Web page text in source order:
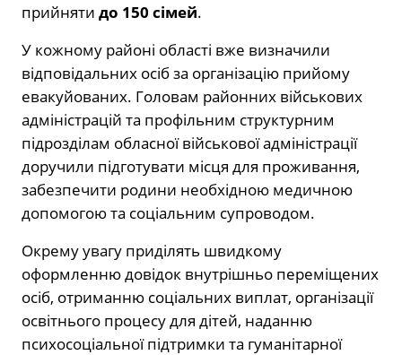
прийняти до 150 сімей.
У кожному районі області вже визначили
відповідальних осіб за організацію прийому
евакуйованих. Головам районних військових
адміністрацій та профільним структурним
підрозділам обласної військової адміністрації
доручили підготувати місця для проживання,
забезпечити родини необхідною медичною
допомогою та соціальним супроводом.
Окрему увагу приділять швидкому
оформленню довідок внутрішньо переміщених
осіб, отриманню соціальних виплат, організації
освітнього процесу для дітей, наданню
психосоціальної підтримки та гуманітарної